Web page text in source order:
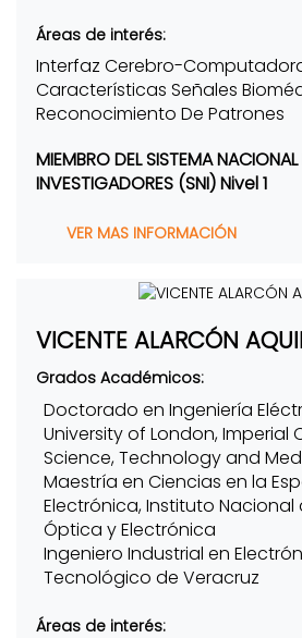
Áreas de interés:
Interfaz Cerebro-
Características Señales
Reconocimiento De Patrones
MIEMBRO DEL SISTEMA NACIONAL
INVESTIGADORES (SNI) Nivel 1
VER MAS INFORMACIÓN
VICENTE ALARCÓN
Grados Académicos:
Doctorado en Ingeniería
University of London, Imperial
Science, Technology and
Maestría en Ciencias en la
Electrónica, Instituto Nacional
Óptica y Electrónica
Ingeniero Industrial en
Tecnológico de Veracruz
Áreas de interés: